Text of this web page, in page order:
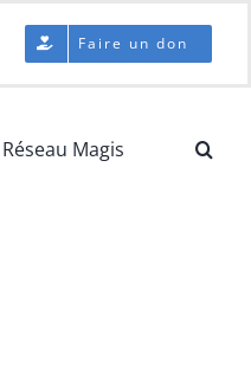
Faire un don
Réseau Magis